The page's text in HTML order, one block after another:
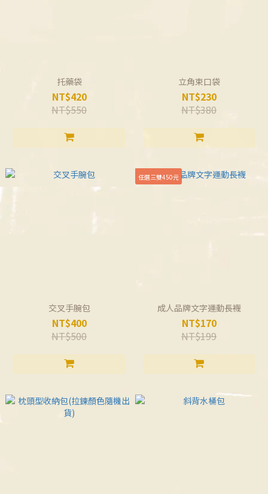
托藥袋
NT$420
NT$550
立角束口袋
NT$230
NT$380
交叉手腕包
NT$400
NT$500
任選三雙450元
成人品牌文字運動長襪
NT$170
NT$199